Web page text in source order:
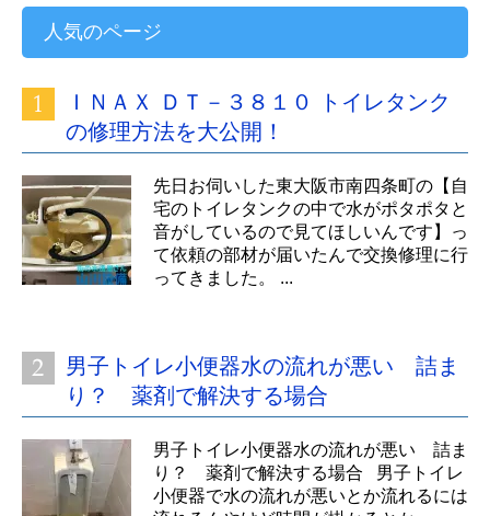
人気のページ
ＩＮＡＸ ＤＴ－３８１０ トイレタンク
の修理方法を大公開！
先日お伺いした東大阪市南四条町の【自
宅のトイレタンクの中で水がポタポタと
音がしているので見てほしいんです】っ
て依頼の部材が届いたんで交換修理に行
ってきました。 ...
男子トイレ小便器水の流れが悪い 詰ま
り？ 薬剤で解決する場合
男子トイレ小便器水の流れが悪い 詰ま
り？ 薬剤で解決する場合 男子トイレ
小便器で水の流れが悪いとか流れるには